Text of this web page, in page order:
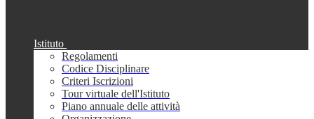
Istituto
Regolamenti
Codice Disciplinare
Criteri Iscrizioni
Tour virtuale dell'Istituto
Piano annuale delle attività